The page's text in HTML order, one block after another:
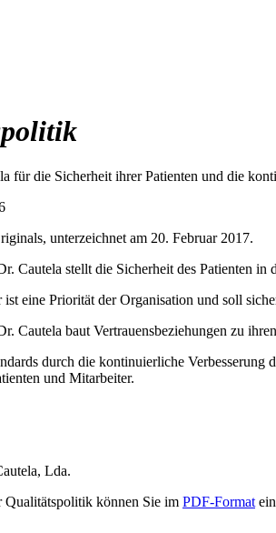
für die Sicherheit ihrer Patienten und die
unterzeichnet am 20. Februar 2017.
Cautela stellt die Sicherheit des Patienten
eine Priorität der Organisation und soll
Cautela baut Vertrauensbeziehungen zu
durch die kontinuierliche
und Mitarbeiter.
Lda.
Qualitätspolitik können Sie im PDF-Format